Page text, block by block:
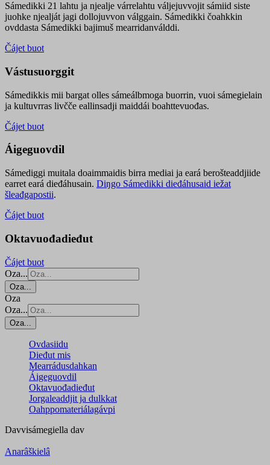
Sámedikki 21 lahtu ja njealje várrelahtu váljejuvvojit sámiid siste
juohke njealját jagi dollojuvvon válggain. Sámedikki čoahkkin
ovddasta Sámedikki bajimuš mearridanválddi.
Čájet buot
Vástusuorggit
Sámedikkis mii bargat olles sámeálbmoga buorrin, vuoi sámegielain
ja kultuvrras livčče eallinsadji maiddái boahttevuođas.
Čájet buot
Áigeguovdil
Sámediggi muitala doaimmaidis birra mediai ja eará berošteaddjiide
earret eará dieđáhusain. Diŋgo Sámedikki dieđáhusaid iežat
šleađgapostii.
Čájet buot
Oktavuođadieđut
Čájet buot
Oza...
Oza...
Oza
Oza...
Oza...
Ovdasiidu
Dieđut mis
Mearrádusdahkan
Áigeguovdil
Oktavuođadieđut
Jorgaleaddjit ja dulkkat
Oahppomateriálagávpi
Davvisámegiella dav
Anarâškielâ